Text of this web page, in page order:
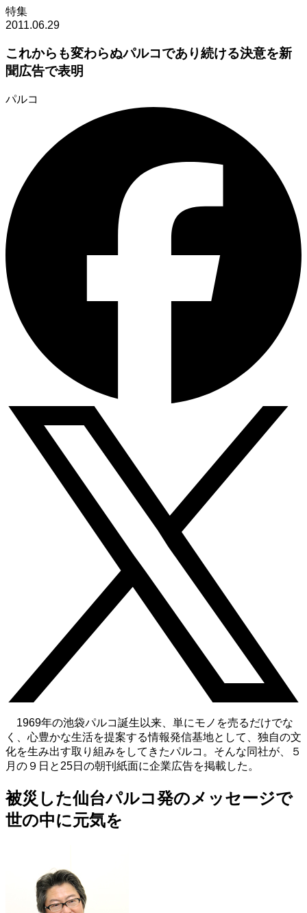
特集
2011.06.29
これからも変わらぬパルコであり続ける決意を新
聞広告で表明
パルコ
1969年の池袋パルコ誕生以来、単にモノを売るだけでな
く、心豊かな生活を提案する情報発信基地として、独自の文
化を生み出す取り組みをしてきたパルコ。そんな同社が、５
月の９日と25日の朝刊紙面に企業広告を掲載した。
被災した仙台パルコ発のメッセージで
世の中に元気を